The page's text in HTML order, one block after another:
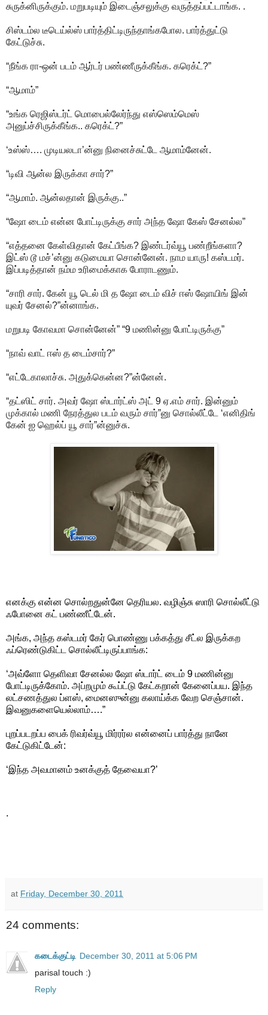
சுருக்னிருக்கும். மறுபடியும் இடைஞ்சலுக்கு வருத்தப்பட்டாங்க. .
சிஸ்டம்ல டீடெய்ல்ஸ் பார்த்திட்டிருந்தாங்கபோல. பார்த்துட்டு
கேட்டுச்சு.
“நீங்க ரா-ஒன் படம் ஆர்டர் பண்ணீருக்கீங்க. கரெக்ட்?”
“ஆமாம்”
“உங்க ரெஜிஸ்டர்ட் மொபைல்லேர்ந்து எஸ்ஸெம்மெஸ்
அனுப்ச்சிருக்கீங்க.. கரெக்ட்?”
‘உஸ்ஸ்…. முடியலடா’ன்னு நினைச்சுட்டே ஆமாம்னேன்.
“டிவி ஆன்ல இருக்கா சார்?”
“ஆமாம். ஆன்லதான் இருக்கு..”
“ஷோ டைம் என்ன போட்டிருக்கு சார் அந்த ஷோ கேஸ் சேனல்ல”
“எத்தனை கேள்விதான் கேட்பீங்க? இண்டர்வ்யூ பண்றீங்களா?
இட்ஸ் டூ மச்’ன்னு கடுமையா சொன்னேன். நாம யாரு! கஸ்டமர்.
இப்படித்தான் நம்ம உரிமைக்காக போராடணும்.
“சாரி சார். கேன் யூ டெல் மி த ஷோ டைம் விச் ஈஸ் ஷோயிங் இன்
யுவர் சேனல்?”ன்னாங்க.
மறுபடி கோவமா சொன்னேன்” “9 மணின்னு போட்டிருக்கு”
“நாவ் வாட் ஈஸ் த டைம்சார்?”
“எட்டேகாலாச்சு. அதுக்கென்ன?”ன்னேன்.
“தட்ஸிட் சார். அவர் ஷோ ஸ்டார்ட்ஸ் அட் 9 ஏ.எம் சார். இன்னும்
முக்கால் மணி நேரத்துல படம் வரும் சார்”னு சொல்லீட்டே ‘எனிதிங்
கேன் ஐ ஹெல்ப் யூ சார்”ன்னுச்சு.
எனக்கு என்ன சொல்றதுன்னே தெரியல. வழிஞ்சு ஸாரி சொல்லீட்டு
ஃபோனை கட் பண்ணீட்டேன்.
அங்க, அந்த கஸ்டமர் கேர் பொண்ணு பக்கத்து சீட்ல இருக்கற
ஃப்ரெண்டுகிட்ட சொல்லீட்டிருப்பாங்க:
‘அவ்ளோ தெளிவா சேனல்ல ஷோ ஸ்டார்ட் டைம் 9 மணின்னு
போட்டிருக்கோம். அப்றமும் கூப்ட்டு கேட்கறான் கேனைப்பய. இந்த
லட்சணத்துல ப்ளஸ், மைனஸுன்னு கலாய்க்க வேற செஞ்சான்.
இவனுகளையெல்லாம்….”
புறப்படறப்ப பைக் ரிவர்வ்யூ மிர்ரர்ல என்னைப் பார்த்து நானே
கேட்டுகிட்டேன்:
‘இந்த அவமானம் உனக்குத் தேவையா?’
.
at Friday, December 30, 2011
24 comments:
கடைக்குட்டி December 30, 2011 at 5:06 PM
parisal touch :)
Reply